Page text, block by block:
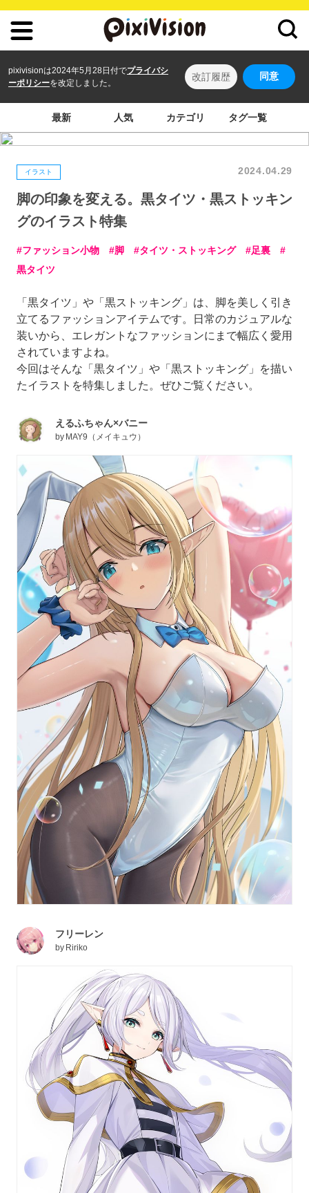
pixivisionは2024年5月28日付でプライバシ
ーポリシーを改定しました。
改訂履歴 同意
最新 人気 カテゴリ タグ一覧
イラスト 2024.04.29
脚の印象を変える。黒タイツ・黒ストッキン
グのイラスト特集
ファッション小物 脚 タイツ・ストッキング
足裏
黒タイツ
「黒タイツ」や「黒ストッキング」は、脚を美しく引き
立てるファッションアイテムです。日常のカジュアルな
装いから、エレガントなファッションにまで幅広く愛用
されていますよね。
今回はそんな「黒タイツ」や「黒ストッキング」を描い
たイラストを特集しました。ぜひご覧ください。
えるふちゃん×バニー
by MAY9（メイキュウ）
フリーレン
by Ririko